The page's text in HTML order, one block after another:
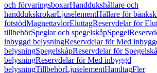
och förvaringsboxarHanddukshållare och
handdukskrokarLjuselementHållare för
fotstödMagnettavlorEluttagReservdelar för
tillbehörSpeglar och spegelskåpSpegel
inbyggd belysningReservdelar för Med
belysningSpegelskåpReservdelar för
belysningReservdelar för Med inbyggd
belysningTillbehörLjuselementHandtagFler